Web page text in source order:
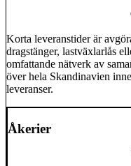
Korta leveranstider är
dragstänger, lastväxlarlås
omfattande nätverk av
över hela Skandinavien
leveranser.
Åkerier